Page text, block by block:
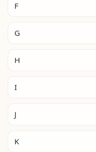
F
G
H
I
J
K